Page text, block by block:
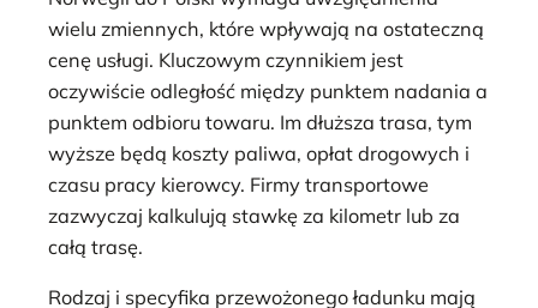
wielu zmiennych, które wpływają na ostateczną
cenę usługi. Kluczowym czynnikiem jest
oczywiście odległość między punktem nadania a
punktem odbioru towaru. Im dłuższa trasa, tym
wyższe będą koszty paliwa, opłat drogowych i
czasu pracy kierowcy. Firmy transportowe
zazwyczaj kalkulują stawkę za kilometr lub za
całą trasę.
Rodzaj i specyfika przewożonego ładunku mają